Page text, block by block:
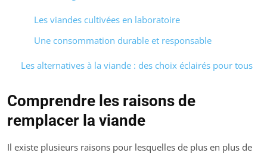
Les viandes cultivées en laboratoire
Une consommation durable et responsable
Les alternatives à la viande : des choix éclairés pour tous
Comprendre les raisons de
remplacer la viande
Il existe plusieurs raisons pour lesquelles de plus en plus de